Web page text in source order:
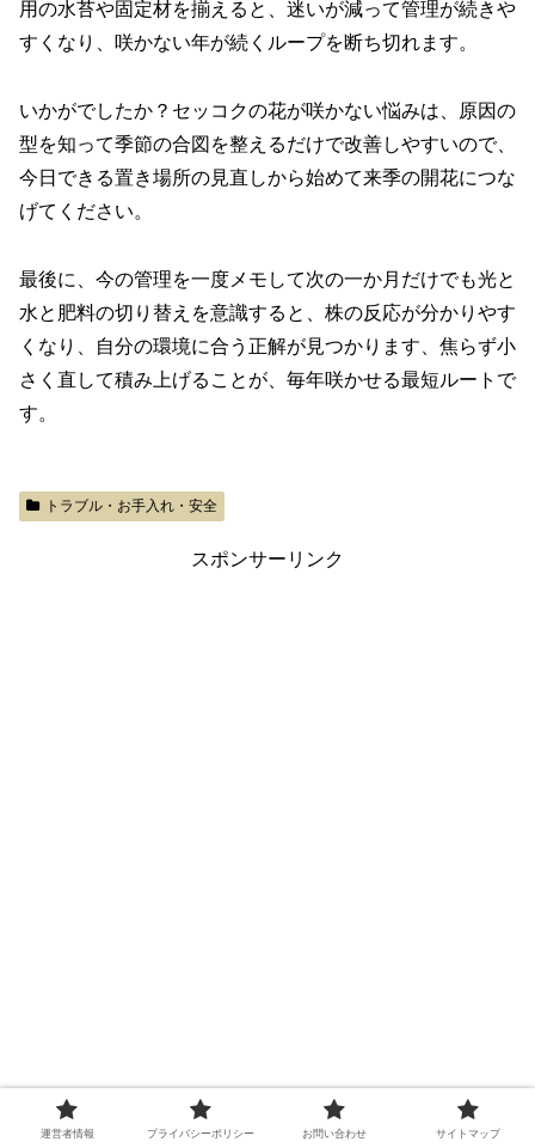
用の水苔や固定材を揃えると、迷いが減って管理が続きや
すくなり、咲かない年が続くループを断ち切れます。
いかがでしたか？セッコクの花が咲かない悩みは、原因の
型を知って季節の合図を整えるだけで改善しやすいので、
今日できる置き場所の見直しから始めて来季の開花につな
げてください。
最後に、今の管理を一度メモして次の一か月だけでも光と
水と肥料の切り替えを意識すると、株の反応が分かりやす
くなり、自分の環境に合う正解が見つかります、焦らず小
さく直して積み上げることが、毎年咲かせる最短ルートで
す。
トラブル・お手入れ・安全
スポンサーリンク
運営者情報 プライバシーポリシー お問い合わせ サイトマップ